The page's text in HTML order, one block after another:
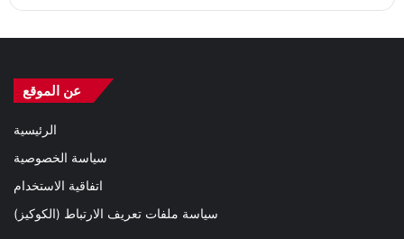
عن الموقع
الرئيسية
سياسة الخصوصية
اتفاقية الاستخدام
سياسة ملفات تعريف الارتباط (الكوكيز)